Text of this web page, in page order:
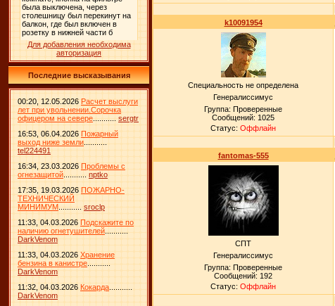
Для добавления необходима
авторизация
Последние высказывания
00:20, 12.05.2026 Расчет выслуги
лет при увольнении.Сорочка
офицером на севере
sergtr
16:53, 06.04.2026 Пожарный
выход ниже земли
tel224491
16:34, 23.03.2026 Проблемы с
огнезащитой
nptko
17:35, 19.03.2026 ПОЖАРНО-
ТЕХНИЧЕСКИЙ
МИНИМУМ
sroclp
11:33, 04.03.2026 Подскажите по
наличию огнетушителей
DarkVenom
11:33, 04.03.2026 Хранение
бензина в канистре
DarkVenom
11:32, 04.03.2026 Кокарда
DarkVenom
k10091954
Специальность не определена
Генералиссимус
Группа: Проверенные
Сообщений: 1025
Статус: Оффлайн
fantomas-555
СПТ
Генералиссимус
Группа: Проверенные
Сообщений: 192
Статус: Оффлайн